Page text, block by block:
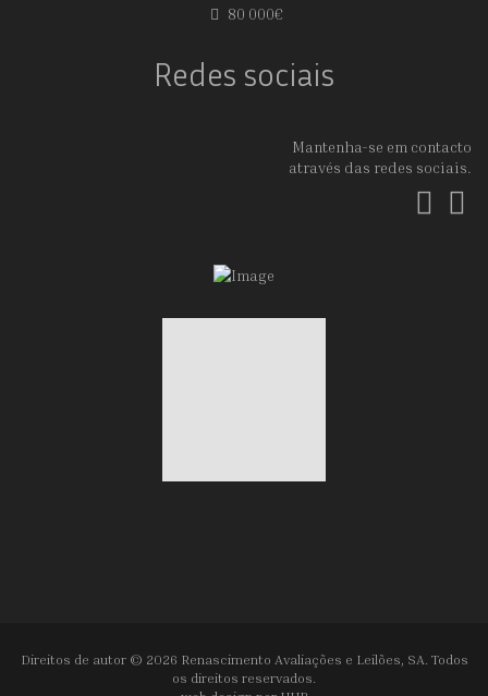
80 000€
Redes sociais
Mantenha-se em contacto
através das redes sociais.
Direitos de autor © 2026 Renascimento Avaliações e Leilões, SA. Todos
os direitos reservados.